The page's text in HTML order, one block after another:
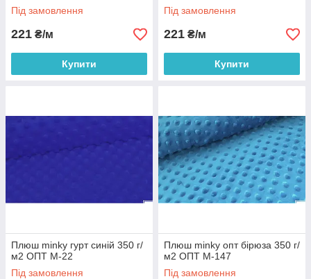
Під замовлення
221 ₴/м
Купити
Під замовлення
221 ₴/м
Купити
Плюш minky гурт синій 350 г/
м2 ОПТ М-22
Під замовлення
Плюш minky опт бірюза 350 г/
м2 ОПТ М-147
Під замовлення